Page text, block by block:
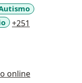
+251
online